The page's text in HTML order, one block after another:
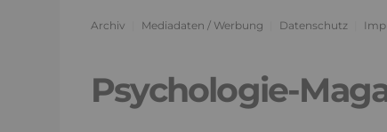
Archiv Mediadaten / Werbung Datenschutz
Psychologie-